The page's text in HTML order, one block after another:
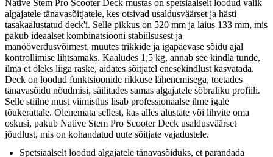
Native Stem Pro Scooter Deck mustas on spetsiaalselt loodud valik
algajatele tänavasõitjatele, kes otsivad usaldusväärset ja hästi
tasakaalustatud deck'i. Selle pikkus on 520 mm ja laius 133 mm, mis
pakub ideaalset kombinatsiooni stabiilsusest ja
manööverdusvõimest, muutes trikkide ja igapäevase sõidu ajal
kontrollimise lihtsamaks. Kaaludes 1,5 kg, annab see kindla tunde,
ilma et oleks liiga raske, aidates sõitjatel enesekindlust kasvatada.
Deck on loodud funktsioonide rikkuse lähenemisega, toetades
tänavasõidu nõudmisi, säilitades samas algajatele sõbraliku profiili.
Selle stiilne must viimistlus lisab professionaalse ilme igale
tõukerattale. Olenemata sellest, kas alles alustate või lihvite oma
oskusi, pakub Native Stem Pro Scooter Deck usaldusväärset
jõudlust, mis on kohandatud uute sõitjate vajadustele.
Spetsiaalselt loodud algajatele tänavasõiduks, et parandada